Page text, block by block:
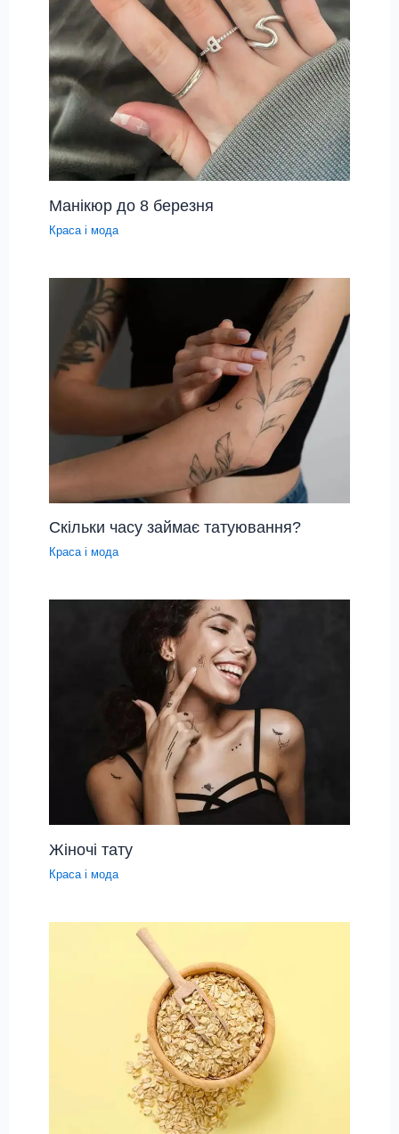
Манікюр до 8 березня
Краса і мода
Скільки часу займає татуювання?
Краса і мода
Жіночі тату
Краса і мода